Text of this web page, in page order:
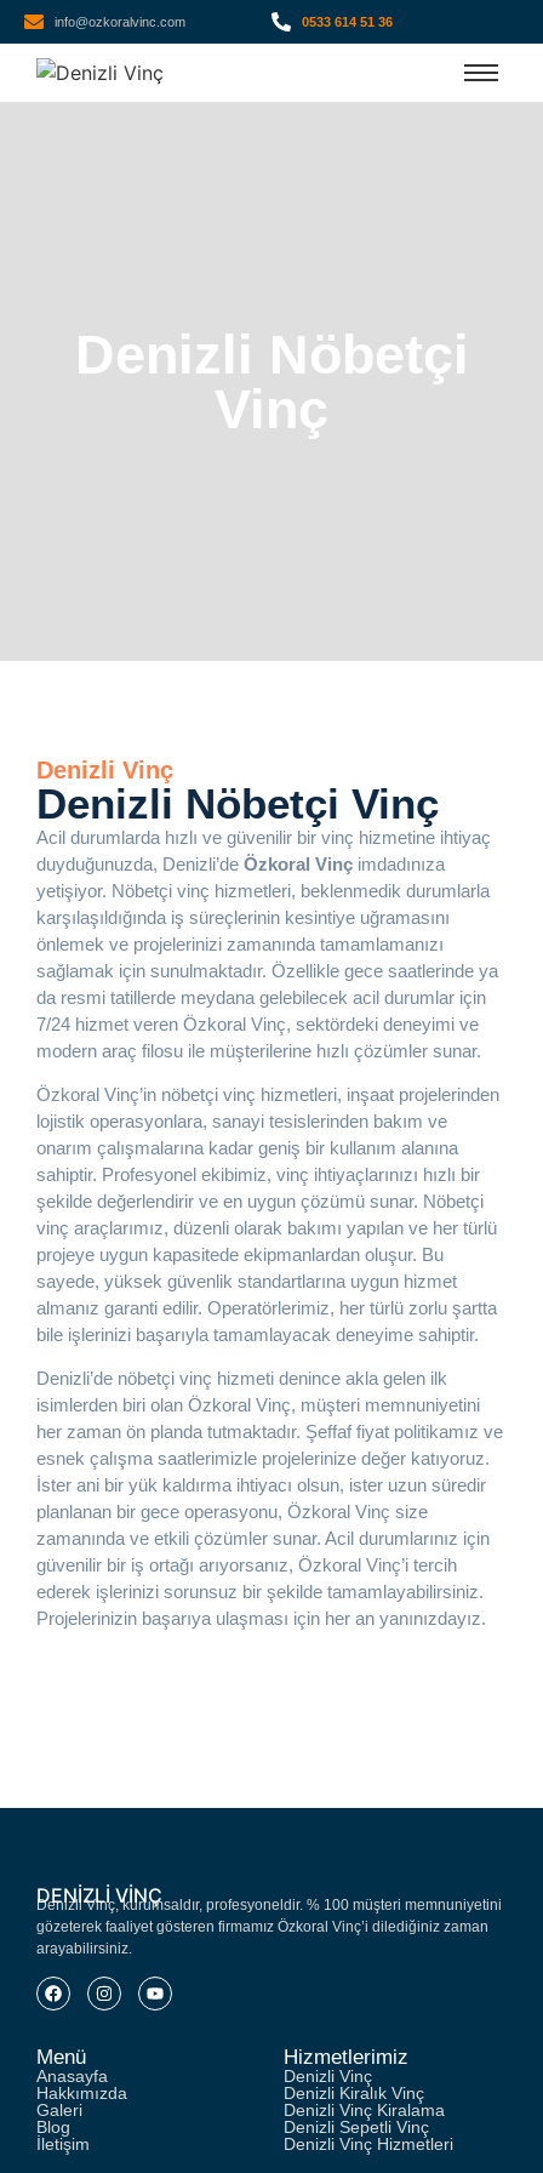
info@ozkoralvinc.com 0533 614 51 36
Denizli Nöbetçi
Vinç
Denizli Vinç
Denizli Nöbetçi Vinç
Acil durumlarda hızlı ve güvenilir bir vinç hizmetine ihtiyaç
duyduğunuzda, Denizli’de Özkoral Vinç imdadınıza
yetişiyor. Nöbetçi vinç hizmetleri, beklenmedik durumlarla
karşılaşıldığında iş süreçlerinin kesintiye uğramasını
önlemek ve projelerinizi zamanında tamamlamanızı
sağlamak için sunulmaktadır. Özellikle gece saatlerinde ya
da resmi tatillerde meydana gelebilecek acil durumlar için
7/24 hizmet veren Özkoral Vinç, sektördeki deneyimi ve
modern araç filosu ile müşterilerine hızlı çözümler sunar.
Özkoral Vinç’in nöbetçi vinç hizmetleri, inşaat projelerinden
lojistik operasyonlara, sanayi tesislerinden bakım ve
onarım çalışmalarına kadar geniş bir kullanım alanına
sahiptir. Profesyonel ekibimiz, vinç ihtiyaçlarınızı hızlı bir
şekilde değerlendirir ve en uygun çözümü sunar. Nöbetçi
vinç araçlarımız, düzenli olarak bakımı yapılan ve her türlü
projeye uygun kapasitede ekipmanlardan oluşur. Bu
sayede, yüksek güvenlik standartlarına uygun hizmet
almanız garanti edilir. Operatörlerimiz, her türlü zorlu şartta
bile işlerinizi başarıyla tamamlayacak deneyime sahiptir.
Denizli’de nöbetçi vinç hizmeti denince akla gelen ilk
isimlerden biri olan Özkoral Vinç, müşteri memnuniyetini
her zaman ön planda tutmaktadır. Şeffaf fiyat politikamız ve
esnek çalışma saatlerimizle projelerinize değer katıyoruz.
İster ani bir yük kaldırma ihtiyacı olsun, ister uzun süredir
planlanan bir gece operasyonu, Özkoral Vinç size
zamanında ve etkili çözümler sunar. Acil durumlarınız için
güvenilir bir iş ortağı arıyorsanız, Özkoral Vinç’i tercih
ederek işlerinizi sorunsuz bir şekilde tamamlayabilirsiniz.
Projelerinizin başarıya ulaşması için her an yanınızdayız.
DENIZLI VINÇ
Denizli Vinç, kurumsaldır, profesyoneldir. % 100 müşteri memnuniyetini
gözeterek faaliyet gösteren firmamız Özkoral Vinç’i dilediğiniz zaman
arayabilirsiniz.
Menü
Anasayfa
Hakkımızda
Galeri
Blog
İletişim
Hizmetlerimiz
Denizli Vinç
Denizli Kiralık Vinç
Denizli Vinç Kiralama
Denizli Sepetli Vinç
Denizli Vinç Hizmetleri